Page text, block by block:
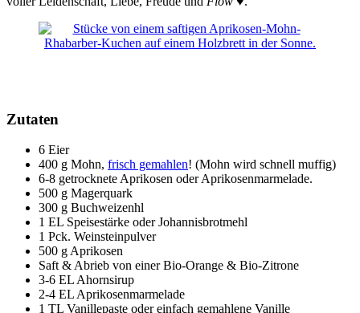
Zutaten
6 Eier
400 g Mohn, frisch gemahlen! (Mohn wird schnell muffig)
6-8 getrocknete Aprikosen oder Aprikosenmarmelade.
500 g Magerquark
300 g Buchweizenhl
1 EL Speisestärke oder Johannisbrotmehl
1 Pck. Weinsteinpulver
500 g Aprikosen
Saft & Abrieb von einer Bio-Orange & Bio-Zitrone
3-6 EL Ahornsirup
2-4 EL Aprikosenmarmelade
1 TL Vanillepaste oder einfach gemahlene Vanille